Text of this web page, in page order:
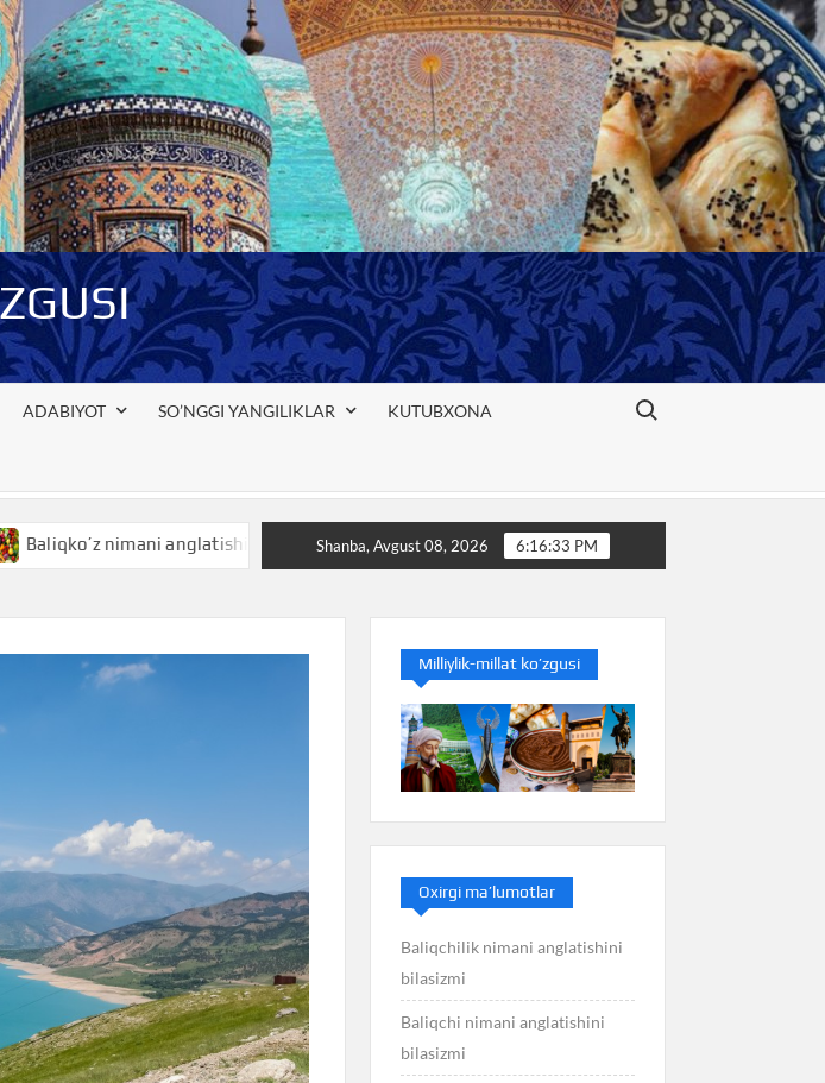
ADABIYOT SO’NGGI YANGILIKLAR KUTUBXONA
Search for:
nimani anglatishini bilasizmi Baliq nimani anglatishini bilasizmi
Shanba, Avgust 08, 2026 6:16:34 PM
Milliylik-millat ko’zgusi
Oxirgi ma’lumotlar
Baliqchilik nimani anglatishini
bilasizmi
Baliqchi nimani anglatishini
bilasizmi